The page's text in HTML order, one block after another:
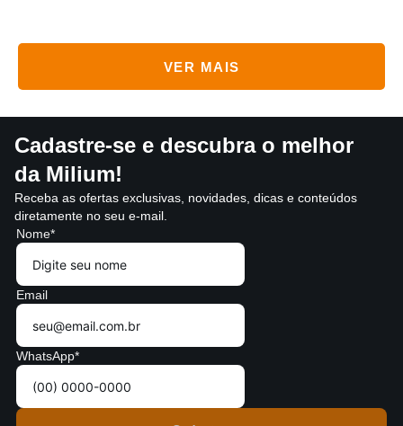
Cadastre-se e descubra o melhor
da Milium!
Receba as ofertas exclusivas, novidades, dicas e conteúdos
diretamente no seu e-mail.
Nome*
Email
WhatsApp*